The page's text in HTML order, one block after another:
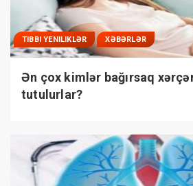
TIBBI YENILIKLƏR XƏBƏRLƏR
Ən çox kimlər bağırsaq
tutulurlar?